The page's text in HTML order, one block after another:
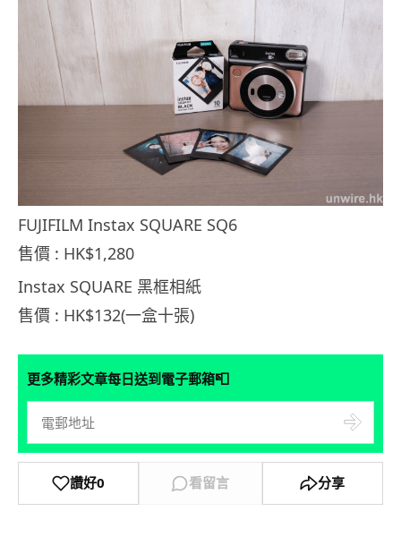
FUJIFILM Instax SQUARE SQ6
售價 : HK$1,280
Instax SQUARE 黑框相紙
售價 : HK$132(一盒十張)
更多精彩文章每日送到電子郵箱📮
讚好0 看留言 分享